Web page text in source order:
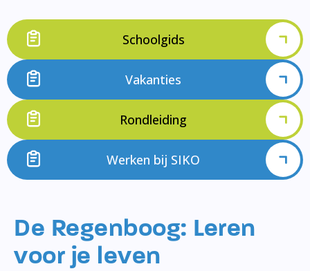
Schoolgids
Vakanties
Rondleiding
Werken bij SIKO
De Regenboog: Leren
voor je leven